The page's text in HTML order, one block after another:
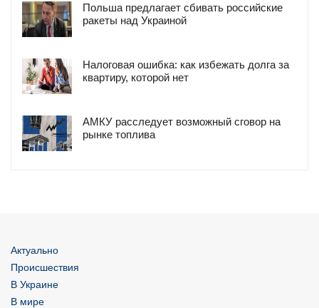
Польша предлагает сбивать российские
ракеты над Украиной
Налоговая ошибка: как избежать долга за
квартиру, которой нет
АМКУ расследует возможный сговор на
рынке топлива
Актуально
Происшествия
В Украине
В мире